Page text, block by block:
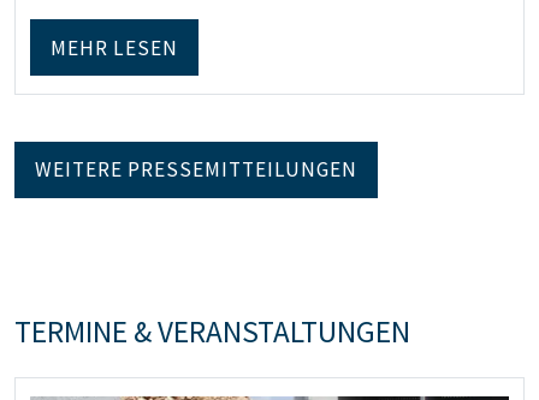
MEHR LESEN
WEITERE PRESSEMITTEILUNGEN
TERMINE & VERANSTALTUNGEN